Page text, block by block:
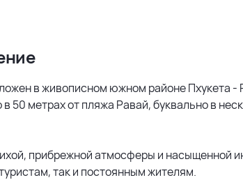
в живописном южном районе Пхукета -
в 50 метрах от пляжа Равай, буквально в
прибрежной атмосферы и насыщенной
так и постоянным жителям.